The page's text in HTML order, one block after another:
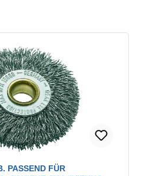
PASSEND FÜR